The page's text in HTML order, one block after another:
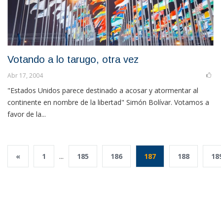
Votando a lo tarugo, otra vez
Abr 17, 2004
"Estados Unidos parece destinado a acosar y atormentar al
continente en nombre de la libertad" Simón Bolívar. Votamos a
favor de la...
« 1 ... 185 186 187 188